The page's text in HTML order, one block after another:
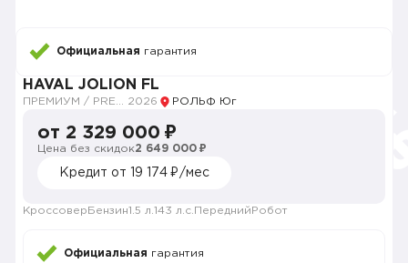
Официальная гарантия
HAVAL JOLION FL
2026 РОЛЬФ Юг
от 2 329 000 ₽
Цена без скидок2 649 000 ₽
Кредит от 19 174 ₽/мес
Кроссовер Бензин1.5 л. 143 л.с. Передний Робот
Официальная гарантия